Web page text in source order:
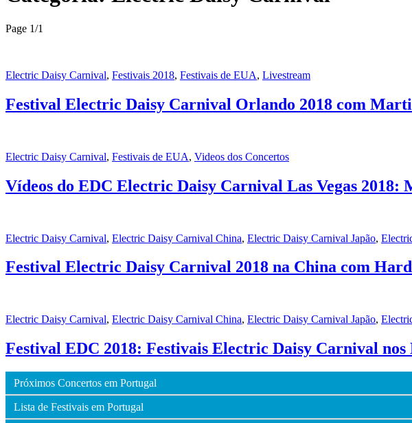
Page 1/1
Electric Daisy Carnival, Festivais 2018, Festivais de EUA, Livestream
Festival Electric Daisy Carnival Orlando 2018 com
Electric Daisy Carnival, Festivais de EUA, Videos dos Concertos
Vídeos do EDC Electric Daisy Carnival Las Vegas
Electric Daisy Carnival, Electric Daisy Carnival China, Electric Daisy Carnival Japão,
Festival Electric Daisy Carnival 2018 na China com
Electric Daisy Carnival, Electric Daisy Carnival China, Electric Daisy Carnival Japão,
Festival EDC 2018: Festivais Electric Daisy Carnival
Próximos Concertos em Portugal
Lista de Festivais em Portugal